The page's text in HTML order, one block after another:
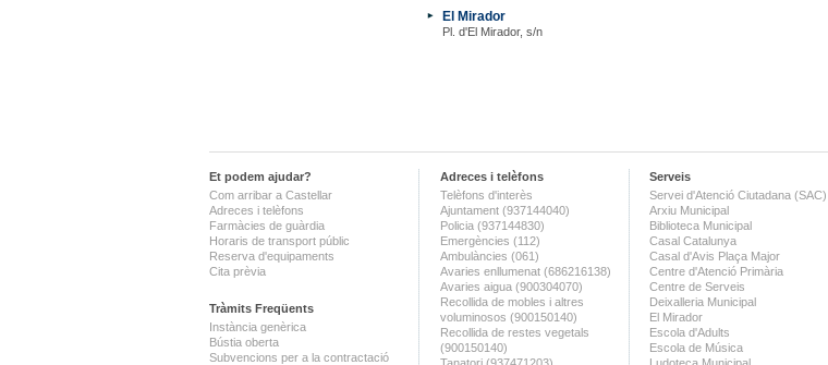
El Mirador
Pl. d'El Mirador, s/n
Et podem ajudar?
Com arribar a Castellar
Adreces i telèfons
Farmàcies de guàrdia
Horaris de transport públic
Reserva d'equipaments
Cita prèvia
Tràmits Freqüents
Instància genèrica
Bústia oberta
Subvencions per a la contractació
Adreces i telèfons
Telèfons d'interès
Ajuntament (937144040)
Policia (937144830)
Emergències (112)
Ambulàncies (061)
Avaries enllumenat (686216138)
Avaries aigua (900304070)
Recollida de mobles i altres
voluminosos (900150140)
Recollida de restes vegetals
(900150140)
Serveis
Servei d'Atenció Ciutadana (SAC)
Arxiu Municipal
Biblioteca Municipal
Casal Catalunya
Casal d'Avis Plaça Major
Centre d'Atenció Primària
Centre de Serveis
Deixalleria Municipal
El Mirador
Escola d'Adults
Escola de Música